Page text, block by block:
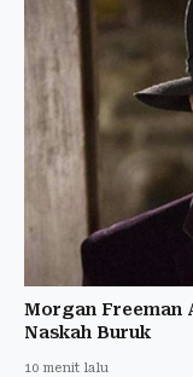
Morgan Freeman
Naskah Buruk
10 menit lalu